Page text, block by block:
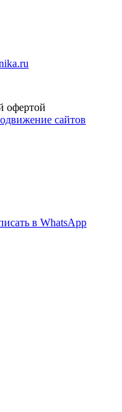
офертой
сайтов
в WhatsApp